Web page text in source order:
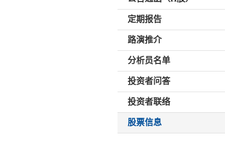
定期报告
路演推介
分析员名单
投资者问答
投资者联络
股票信息